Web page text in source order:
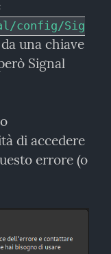
config/Sig
una chiave
Signal
di accedere
errore (o